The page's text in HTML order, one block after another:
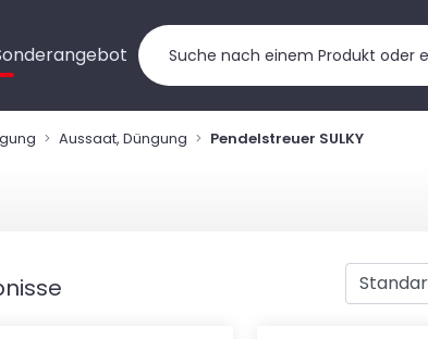
Aussaat, Düngung Pendelstreuer SULKY